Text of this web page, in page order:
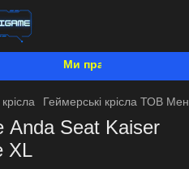
Ми працюємо. Все буде
Геймерські крісла ТОВ
Anda Seat Kaiser
XL